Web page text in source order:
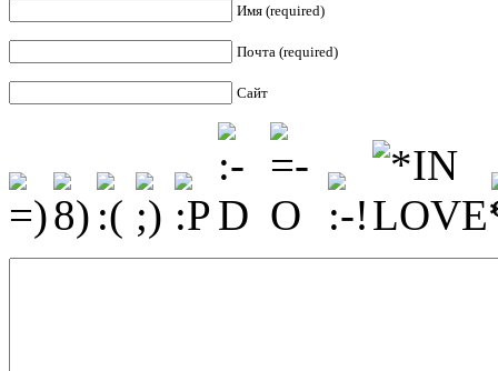
Имя (required)
Почта (required)
Сайт